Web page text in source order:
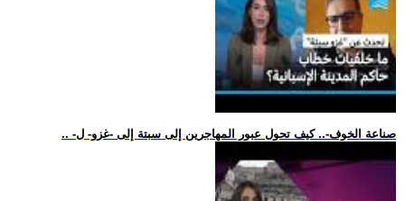
.. -صناعة الخوف-.. كيف تحول عبور المهاجرين إلى سبتة إلى -غزو- ل